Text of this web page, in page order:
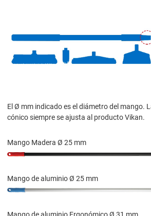
El Ø mm indicado es el diámetro del mango.
cónico siempre se ajusta al producto Vikan.
Mango Madera Ø 25 mm
Mango de aluminio Ø 25 mm